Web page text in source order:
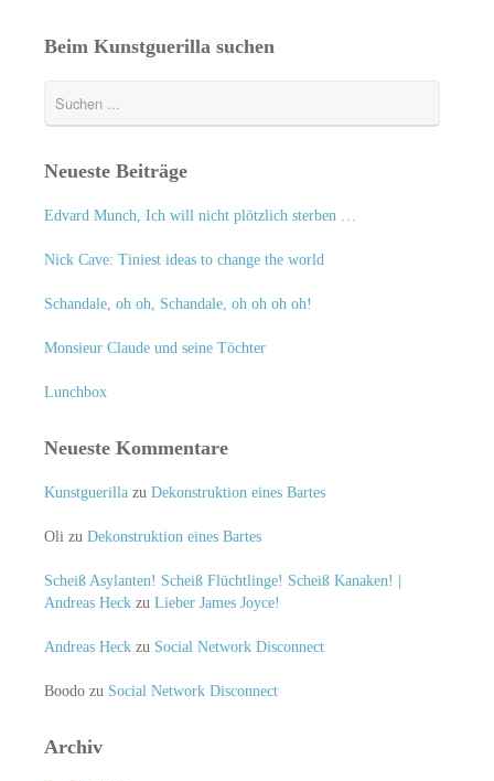
Beim Kunstguerilla suchen
Neueste Beiträge
Edvard Munch, Ich will nicht plötzlich sterben …
Nick Cave: Tiniest ideas to change the world
Schandale, oh oh, Schandale, oh oh oh oh!
Monsieur Claude und seine Töchter
Lunchbox
Neueste Kommentare
Kunstguerillazu Dekonstruktion eines Bartes
Oli zu Dekonstruktion eines Bartes
Scheiß Asylanten! Scheiß Flüchtlinge! Scheiß Kanaken! |
Andreas Heckzu Lieber James Joyce!
Andreas Heckzu Social Network Disconnect
Boodozu Social Network Disconnect
Archiv